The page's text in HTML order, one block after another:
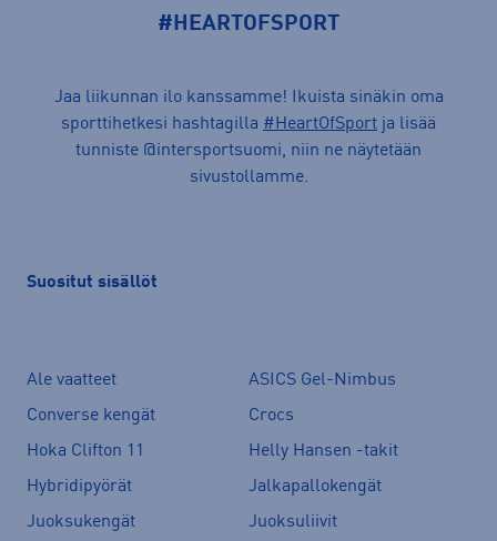
#HEARTOFSPORT
Jaa liikunnan ilo kanssamme! Ikuista sinäkin oma
sporttihetkesi hashtagilla #HeartOfSport ja lisää
tunniste @intersportsuomi, niin ne näytetään
sivustollamme.
Suositut sisällöt
Ale vaatteet
ASICS Gel-Nimbus
Converse kengät
Crocs
Hoka Clifton 11
Helly Hansen -takit
Hybridipyörät
Jalkapallokengät
Juoksukengät
Juoksuliivit